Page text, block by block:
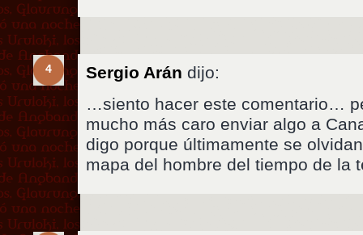
4 Sergio Arán dijo:
…siento hacer este comentario…
mucho más caro enviar algo a
digo porque últimamente se
mapa del hombre del tiempo de la